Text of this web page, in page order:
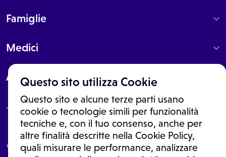
Questo sito utilizza Cookie
Questo sito e alcune terze parti usano
cookie o tecnologie simili per funzionalità
tecniche e, con il tuo consenso, anche per
altre finalità descritte nella Cookie Policy,
quali misurare le performance, analizzare
Famiglie
Medici
About
Le informazioni proposte in questo sito non sono un consulto medico.
In nessun caso, queste informazioni sostituiscono un consulto, una
visita o una diagnosi formulata dal medico. Non si devono considerare
le informazioni disponibili come suggerimenti per la formulazione di